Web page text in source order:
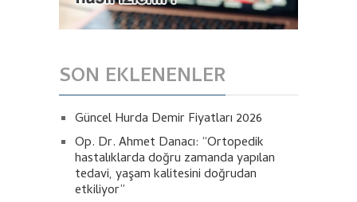
SON EKLENENLER
Güncel Hurda Demir Fiyatları 2026
Op. Dr. Ahmet Danacı: “Ortopedik
hastalıklarda doğru zamanda yapılan
tedavi, yaşam kalitesini doğrudan
etkiliyor”